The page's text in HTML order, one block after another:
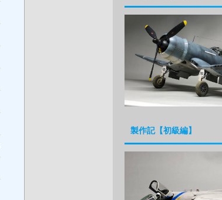
製作記【初級編】